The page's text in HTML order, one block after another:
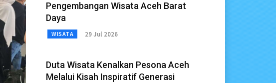
Pengembangan Wisata Aceh Barat
Daya
WISATA 29 Jul 2026
Duta Wisata Kenalkan Pesona Aceh
Melalui Kisah Inspiratif Generasi